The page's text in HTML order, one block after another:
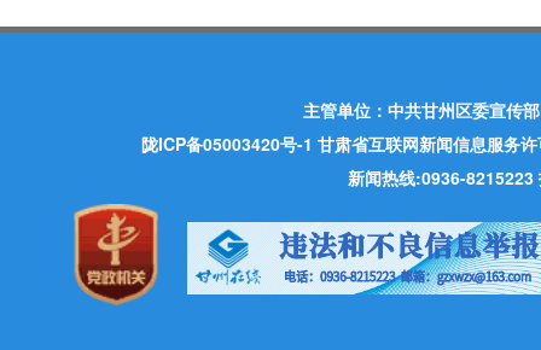
主管单位：中共甘州区委宣传
陇ICP备05003420号-1 甘肃省互联网新闻信息服务
新闻热线:0936-8215223